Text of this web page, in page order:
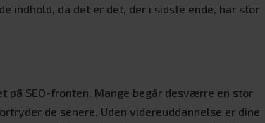
indhold, da det er det, der i sidste ende, har stor
på SEO-fronten. Mange begår desværre en stor
de senere. Uden videreuddannelse er dine